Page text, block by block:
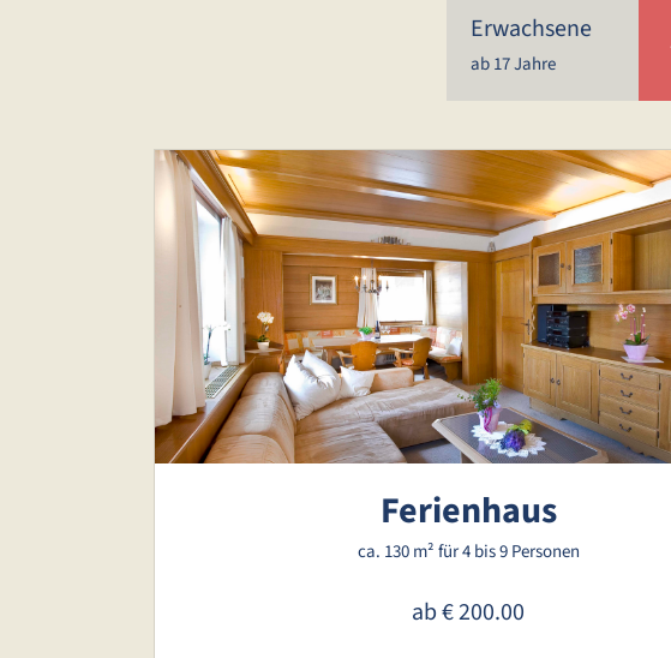
Erwachsene
ab 17 Jahre
Ferienhaus
ca. 130 m²für 4 bis 9 Personen
ab€ 200.00